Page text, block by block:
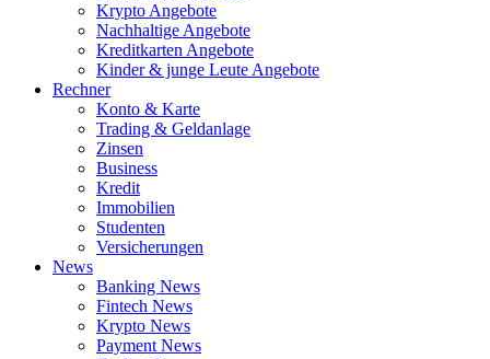
Krypto Angebote
Nachhaltige Angebote
Kreditkarten Angebote
Kinder & junge Leute Angebote
Rechner
Konto & Karte
Trading & Geldanlage
Zinsen
Business
Kredit
Immobilien
Studenten
Versicherungen
News
Banking News
Fintech News
Krypto News
Payment News